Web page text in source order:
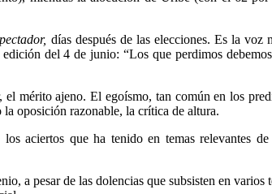
días después de las elecciones. Es la voz
del 4 de junio: “Los que perdimos
mérito ajeno. El egoísmo, tan común en los
oposición razonable, la crítica de altura.
aciertos que ha tenido en temas relevantes
a pesar de las dolencias que subsisten en